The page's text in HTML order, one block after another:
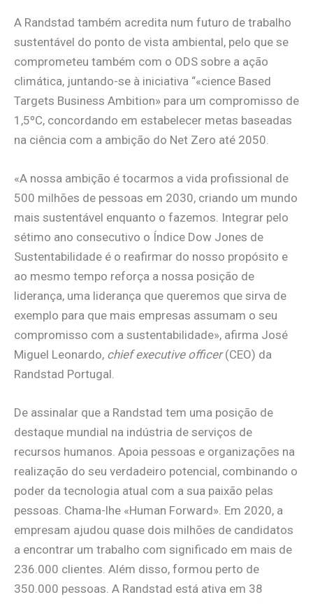
A Randstad também acredita num futuro de trabalho
sustentável do ponto de vista ambiental, pelo que se
comprometeu também com o ODS sobre a ação
climática, juntando-se à iniciativa “«cience Based
Targets Business Ambition» para um compromisso de
1,5ºC, concordando em estabelecer metas baseadas
na ciência com a ambição do Net Zero até 2050.
«A nossa ambição é tocarmos a vida profissional de
500 milhões de pessoas em 2030, criando um mundo
mais sustentável enquanto o fazemos. Integrar pelo
sétimo ano consecutivo o Índice Dow Jones de
Sustentabilidade é o reafirmar do nosso propósito e
ao mesmo tempo reforça a nossa posição de
liderança, uma liderança que queremos que sirva de
exemplo para que mais empresas assumam o seu
compromisso com a sustentabilidade», afirma José
Miguel Leonardo, chief executive officer(CEO) da
Randstad Portugal.
De assinalar que a Randstad tem uma posição de
destaque mundial na indústria de serviços de
recursos humanos. Apoia pessoas e organizações na
realização do seu verdadeiro potencial, combinando o
poder da tecnologia atual com a sua paixão pelas
pessoas. Chama-lhe «Human Forward». Em 2020, a
empresam ajudou quase dois milhões de candidatos
a encontrar um trabalho com significado em mais de
236.000 clientes. Além disso, formou perto de
350.000 pessoas. A Randstad está ativa em 38